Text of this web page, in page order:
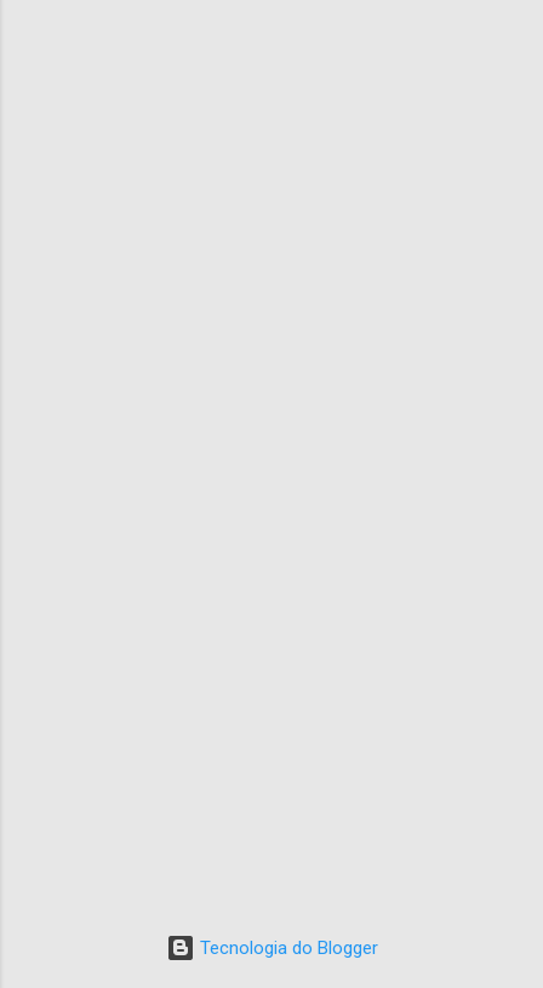
Tecnologia do Blogger